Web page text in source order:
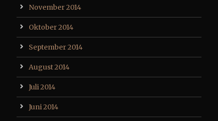
November 2014
Oktober 2014
September 2014
August 2014
Juli 2014
Juni 2014